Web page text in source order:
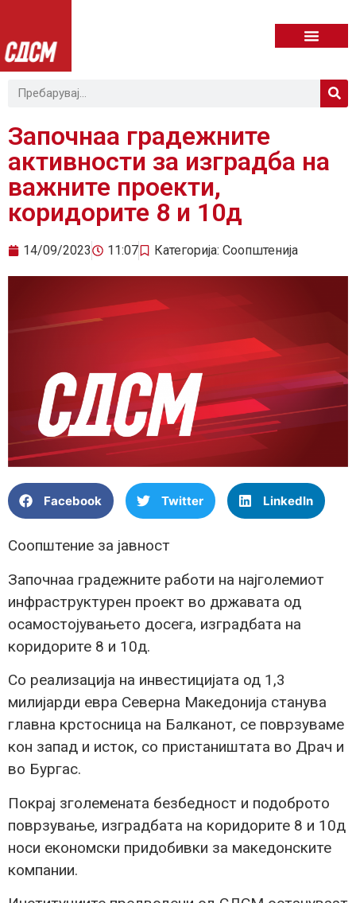
Започнаа градежните
активности за изградба на
важните проекти,
коридорите 8 и 10д
14/09/2023 11:07 Категорија: Соопштенија
Facebook Twitter LinkedIn
Соопштение за јавност
Започнаа градежните работи на најголемиот
инфраструктурен проект во државата од
осамостојувањето досега, изградбата на
коридорите 8 и 10д.
Со реализација на инвестицијата од 1,3
милијарди евра Северна Македонија станува
главна крстосница на Балканот, се поврзуваме
кон запад и исток, со пристаништата во Драч и
во Бургас.
Покрај зголемената безбедност и подоброто
поврзување, изградбата на коридорите 8 и 10д
носи економски придобивки за македонските
компании.